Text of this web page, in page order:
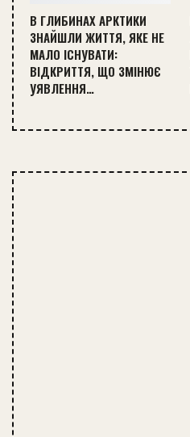
В ГЛИБИНАХ АРКТИКИ
ЗНАЙШЛИ ЖИТТЯ, ЯКЕ НЕ
МАЛО ІСНУВАТИ:
ВІДКРИТТЯ, ЩО ЗМІНЮЄ
УЯВЛЕННЯ…